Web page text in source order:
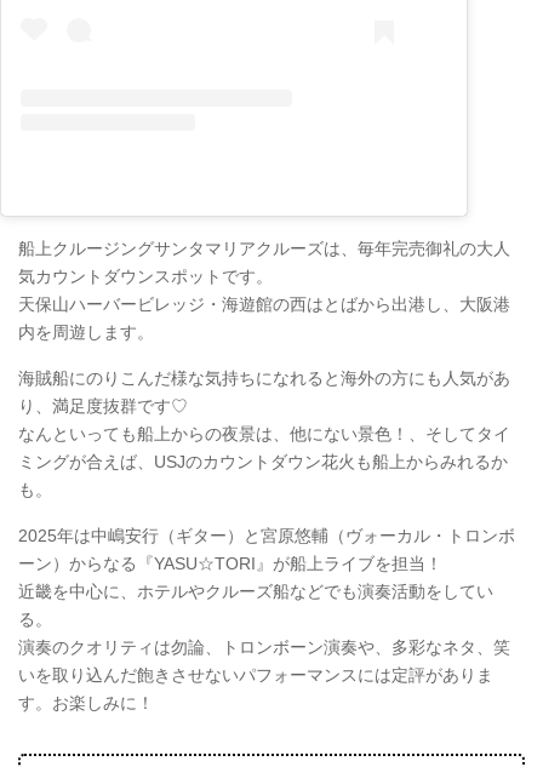
船上クルージングサンタマリアクルーズは、毎年完売御礼の大人
気カウントダウンスポットです。
天保山ハーバービレッジ・海遊館の西はとばから出港し、大阪港
内を周遊します。
海賊船にのりこんだ様な気持ちになれると海外の方にも人気があ
り、満足度抜群です♡
なんといっても船上からの夜景は、他にない景色！、そしてタイ
ミングが合えば、USJのカウントダウン花火も船上からみれるか
も。
2025年は中嶋安行（ギター）と宮原悠輔（ヴォーカル・トロンボ
ーン）からなる『YASU☆TORI』が船上ライブを担当！
近畿を中心に、ホテルやクルーズ船などでも演奏活動をしてい
る。
演奏のクオリティは勿論、トロンボーン演奏や、多彩なネタ、笑
いを取り込んだ飽きさせないパフォーマンスには定評がありま
す。お楽しみに！